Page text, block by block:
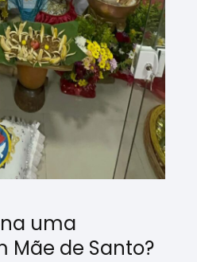
uma
Mãe de Santo?